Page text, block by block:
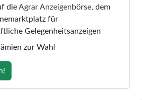
dieAgrar Anzeigenbörse, dem
für
Gelegenheitsanzeigen
zur Wahl